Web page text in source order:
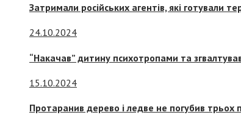
Затримали російських агентів, які готували
24.10.2024
“Накачав” дитину психотропами та
15.10.2024
Протаранив дерево і ледве не погубив трьох